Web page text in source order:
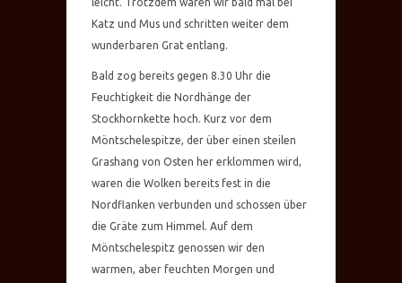
Katz und Mus und schritten weiter dem
wunderbaren Grat entlang.
Bald zog bereits gegen 8.30 Uhr die
Feuchtigkeit die Nordhänge der
Stockhornkette hoch. Kurz vor dem
Möntschelespitze, der über einen steilen
Grashang von Osten her erklommen wird,
waren die Wolken bereits fest in die
Nordflanken verbunden und schossen über
die Gräte zum Himmel. Auf dem
Möntschelespitz genossen wir den
warmen, aber feuchten Morgen und